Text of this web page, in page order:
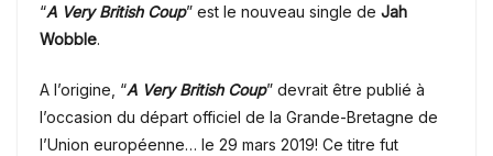
“A Very British Coup” est le nouveau single de Jah
Wobble.
A l’origine, “A Very British Coup” devrait être publié à
l’occasion du départ officiel de la Grande-Bretagne de
l’Union européenne… le 29 mars 2019! Ce titre fut